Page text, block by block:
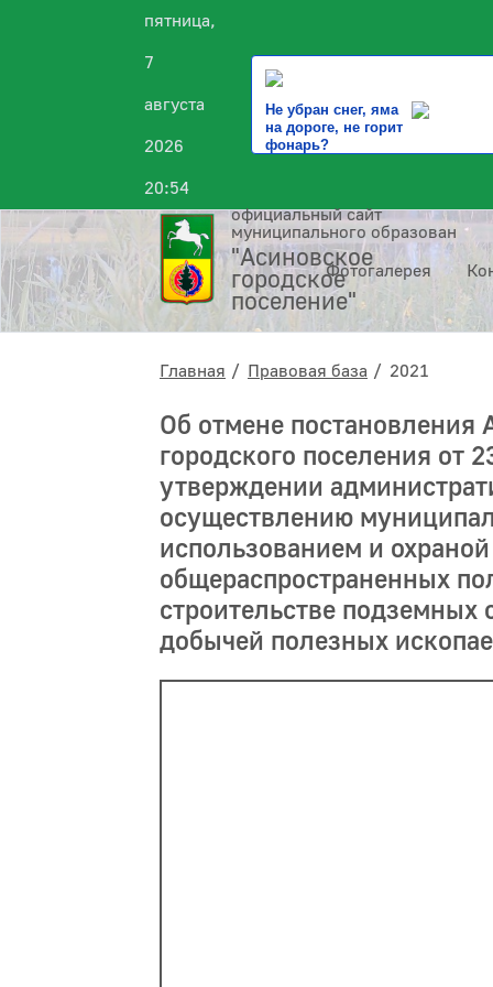
пятница,
7
августа
2026
20:54
Не убран снег, яма
на дороге, не горит
фонарь?
официальный сайт
муниципального образования
"Асиновское
городское
поселение"
Фотогалерея
Главная Правовая база 2021
Об отмене
городского поселения
утверждении
осуществлению
использованием и
общераспространенных
строительстве
добычей полезных